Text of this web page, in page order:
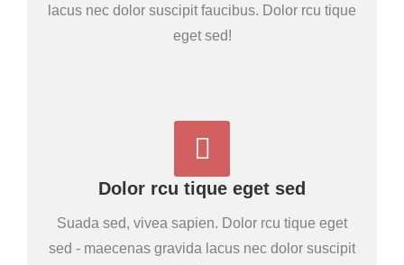
lacus nec dolor suscipit faucibus. Dolor rcu tique
eget sed!
Dolor rcu tique eget sed
Suada sed, vivea sapien. Dolor rcu tique eget
sed - maecenas gravida lacus nec dolor suscipit